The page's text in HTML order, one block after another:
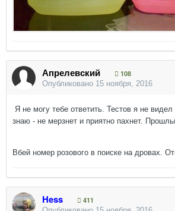
Апрелевский
108
Опубликовано 15 ноября, 2016
Я не могу тебе ответить. Тестов я не
знаю - не мерзнет и приятно пахнет.
Вбей номер розового в поиске на дровах.
Hess
411